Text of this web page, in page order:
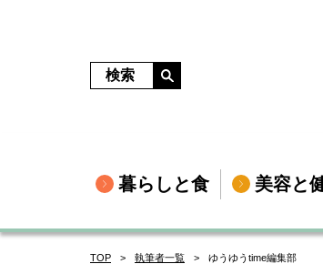
暮らしと食 美容と
TOP 執筆者一覧 ゆうゆうtime編集部